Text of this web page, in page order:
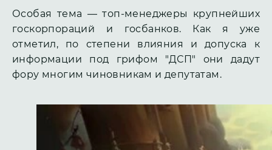
Особая тема — топ-менеджеры крупнейших
госкорпораций и госбанков. Как я уже
отметил, по степени влияния и допуска к
информации под грифом "ДСП" они дадут
фору многим чиновникам и депутатам.